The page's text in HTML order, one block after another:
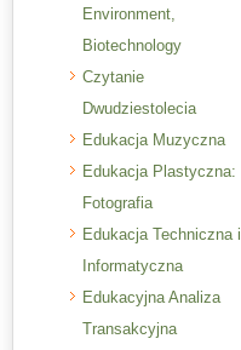
Environment,
Biotechnology
Czytanie
Dwudziestolecia
Edukacja Muzyczna
Edukacja Plastyczna:
Fotografia
Edukacja Techniczna i
Informatyczna
Edukacyjna Analiza
Transakcyjna